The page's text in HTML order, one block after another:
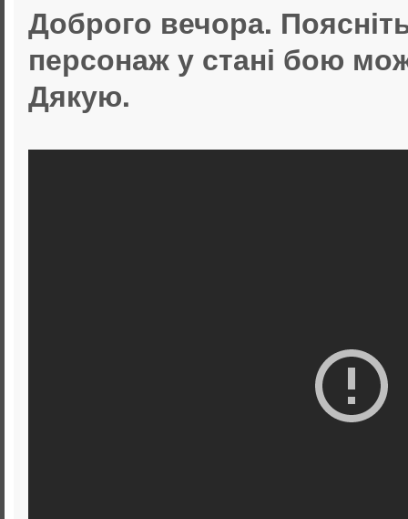
Доброго вечора.
персонаж у стані бою
Дякую.